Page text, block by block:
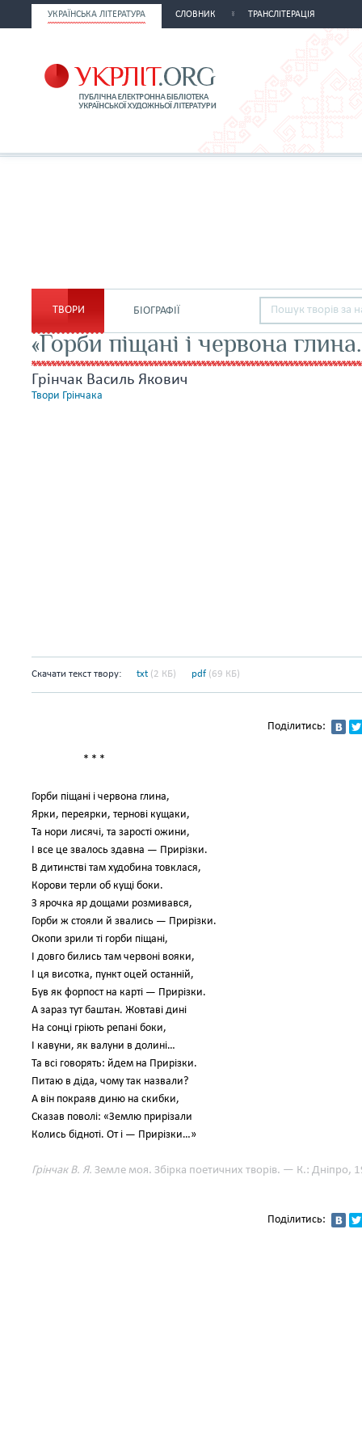
УКРАЇНСЬКА ЛІТЕРАТУРА СЛОВНИК ТРАНСЛІТЕРАЦІЯ
ТВОРИ БІОГРАФІЇ
«Горби піщані і червона
Грінчак Василь Якович
Твори Грінчака
Скачати текст твору: txt (2 КБ) pdf (69 КБ)
Поділитись:
* * *
Горби піщані і червона глина,
Ярки, переярки, тернові кущаки,
Та нори лисячі, та зарості ожини,
І все це звалось здавна — Прирізки.
В дитинстві там худобина товклася,
Корови терли об кущі боки.
З ярочка яр дощами розмивався,
Горби ж стояли й звались — Прирізки.
Окопи зрили ті горби піщані,
І довго бились там червоні вояки,
І ця висотка, пункт оцей останній,
Був як форпост на карті — Прирізки.
А зараз тут баштан. Жовтаві дині
На сонці гріють репані боки,
І кавуни, як валуни в долині…
Та всі говорять: йдем на Прирізки.
Питаю в діда, чому так назвали?
А він покраяв диню на скибки,
Сказав поволі: «Землю прирізали
Колись бідноті. От і — Прирізки…»
Грінчак В. Я. Земле моя. Збірка поетичних творів. — К.: Дніпро,
Поділитись: